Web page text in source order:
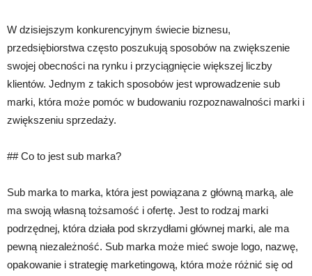
W dzisiejszym konkurencyjnym świecie biznesu,
przedsiębiorstwa często poszukują sposobów na zwiększenie
swojej obecności na rynku i przyciągnięcie większej liczby
klientów. Jednym z takich sposobów jest wprowadzenie sub
marki, która może pomóc w budowaniu rozpoznawalności marki i
zwiększeniu sprzedaży.
## Co to jest sub marka?
Sub marka to marka, która jest powiązana z główną marką, ale
ma swoją własną tożsamość i ofertę. Jest to rodzaj marki
podrzędnej, która działa pod skrzydłami głównej marki, ale ma
pewną niezależność. Sub marka może mieć swoje logo, nazwę,
opakowanie i strategię marketingową, która może różnić się od